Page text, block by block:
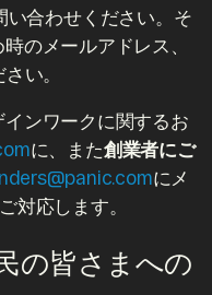
い合わせください。そ
のメールアドレス、
い。
ンワークに関するお
に、また創業者にご
にメ
対応します。
の皆さまへの